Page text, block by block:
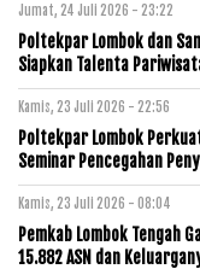
Jumat, 24 Juli 2026 - 23:22
Poltekpar Lombok dan
Siapkan Talenta
Kamis, 23 Juli 2026 - 22:56
Poltekpar Lombok
Seminar Pencegahan
Kamis, 23 Juli 2026 - 08:04
Pemkab Lombok Tengah
15.882 ASN dan